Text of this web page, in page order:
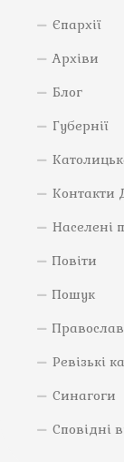
Єпархії
Архіви
Блог
Губернії
Контакти
Населені
Повіти
Пошук
Ревізькі
Синагоги
Сповідні